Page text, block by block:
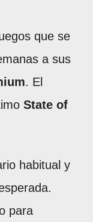
que se
a sus
. El
State of
habitual y
para